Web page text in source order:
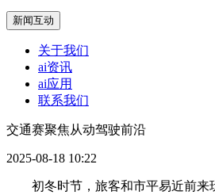
新闻互动
关于我们
ai资讯
ai应用
联系我们
交通赛聚焦从动驾驶前沿
2025-08-18 10:22
初冬时节，旅客和市平易近前来